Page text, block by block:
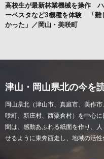
高校生が最新林業機械を操作 ハ
ーベスタなど3機種を体験 「難
かった」／岡山・美咲町
津山・岡山県北の今を
岡山県北（津山市、真庭市、美作
咲町、新庄村、西粟倉村）を中心
聞は、感動あふれる紙面を作り、
せるように東奔西走し、地域の活性